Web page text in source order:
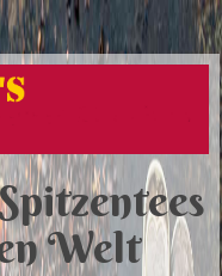
Welt